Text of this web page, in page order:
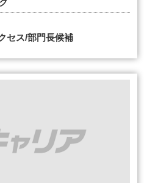
セス/部門長候補